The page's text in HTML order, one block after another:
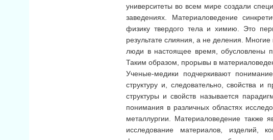
университеты во всем мире создали
заведениях. Материаловедение
физику твердого тела и химию. Это
результате слияния, а не деления.
люди в настоящее время, обусловлены
Таким образом, прорывы в
Ученые-медики подчеркивают
структуру и, следовательно, свойства и
структуры и свойств называется
понимания в различных областях
металлургии. Материаловедение также
исследование материалов, изделий,